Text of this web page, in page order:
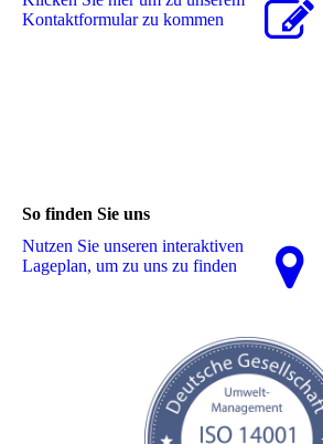
Kon­takt­for­mu­lar zu kommen
So finden Sie uns
Nutzen Sie unseren interaktiven
La­ge­plan, um zu uns zu finden